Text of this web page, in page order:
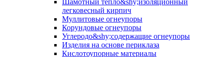
легковесный кирпич
Муллитовые огнеупоры
Корундовые огнеупоры
Углеродо&shy;содержащие огнеупоры
Изделия на основе периклаза
Кислотоупорные материалы